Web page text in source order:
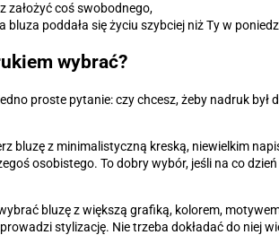
założyć coś swobodnego,
poddała się życiu szybciej niż Ty w
wybrać?
proste pytanie: czy chcesz, żeby nadruk był
bluzę z minimalistyczną kreską, niewielkim
osobistego. To dobry wybór, jeśli na co
bluzę z większą grafiką, kolorem,
stylizację. Nie trzeba dokładać do niej